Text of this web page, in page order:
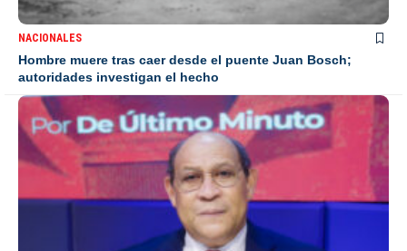
NACIONALES
Hombre muere tras caer desde el puente Juan Bosch;
autoridades investigan el hecho